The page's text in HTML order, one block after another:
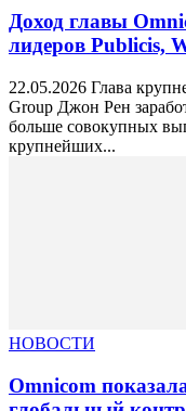
Доход главы
лидеров Publicis,
22.05.2026 Глава
Group Джон Рен
больше совокупных
крупнейших...
НОВОСТИ
Omnicom